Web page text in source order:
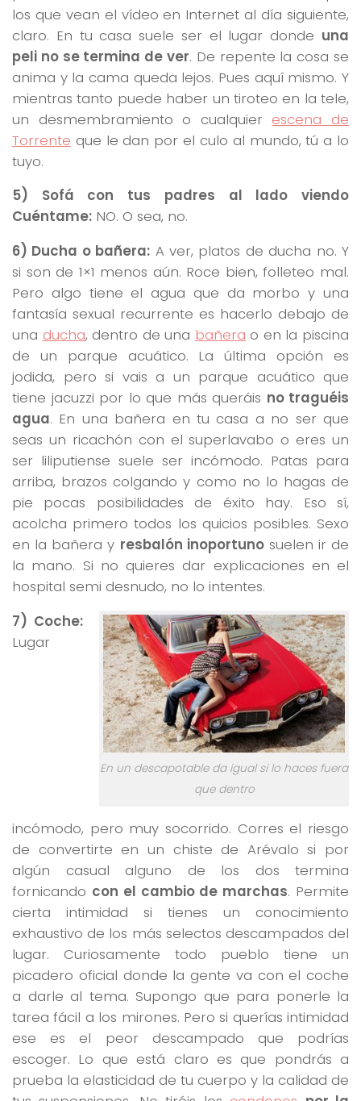
los que vean el vídeo en Internet al día siguiente,
claro. En tu casa suele ser el lugar donde una
peli no se termina de ver. De repente la cosa se
anima y la cama queda lejos. Pues aquí mismo. Y
mientras tanto puede haber un tiroteo en la tele,
un desmembramiento o cualquier escena de
Torrente que le dan por el culo al mundo, tú a lo
tuyo.
5) Sofá con tus padres al lado viendo
Cuéntame: NO. O sea, no.
6) Ducha o bañera: A ver, platos de ducha no. Y
si son de 1×1 menos aún. Roce bien, folleteo mal.
Pero algo tiene el agua que da morbo y una
fantasía sexual recurrente es hacerlo debajo de
una ducha, dentro de una bañera o en la piscina
de un parque acuático. La última opción es
jodida, pero si vais a un parque acuático que
tiene jacuzzi por lo que más queráis no traguéis
agua. En una bañera en tu casa a no ser que
seas un ricachón con el superlavabo o eres un
ser liliputiense suele ser incómodo. Patas para
arriba, brazos colgando y como no lo hagas de
pie pocas posibilidades de éxito hay. Eso sí,
acolcha primero todos los quicios posibles. Sexo
en la bañera y resbalón inoportunosuelen ir de
la mano. Si no quieres dar explicaciones en el
hospital semi desnudo, no lo intentes.
En un descapotable da igual si lo haces fuera
que dentro
7) Coche:
Lugar
incómodo, pero muy socorrido. Corres el riesgo
de convertirte en un chiste de Arévalo si por
algún casual alguno de los dos termina
fornicando con el cambio de marchas. Permite
cierta intimidad si tienes un conocimiento
exhaustivo de los más selectos descampados del
lugar. Curiosamente todo pueblo tiene un
picadero oficial donde la gente va con el coche
a darle al tema. Supongo que para ponerle la
tarea fácil a los mirones. Pero si querías intimidad
ese es el peor descampado que podrías
escoger. Lo que está claro es que pondrás a
prueba la elasticidad de tu cuerpo y la calidad de